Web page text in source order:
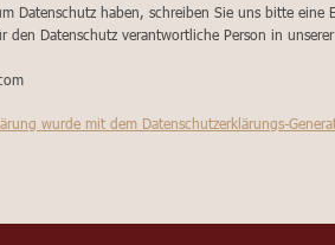
Datenschutz haben, schreiben Sie uns bitte eine
den Datenschutz verantwortliche Person in
wurde mit dem Datenschutzerklärungs-